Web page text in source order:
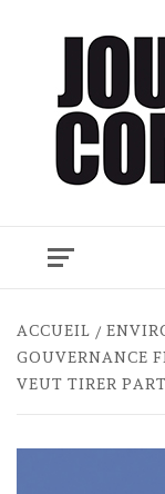
Menu
ACCUEIL
GOUVERNANCE
VEUT TIRER